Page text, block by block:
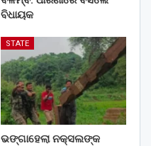
ବିଧାୟକ
STATE
ଭଙ୍ଗାହେଲା ନକ୍ସଲଙ୍କ